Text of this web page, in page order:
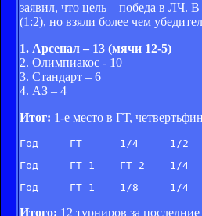
заявил, что цель – победа в ЛЧ.
(1:2), но взяли более чем
1. Арсенал – 13 (мячи 12-5)
2. Олимпиакос - 10
3. Стандарт – 6
4. АЗ – 4
Итог: 1-е место в ГТ,
Итого: 12 турниров за последние